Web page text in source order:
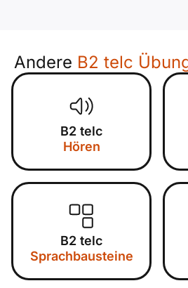
Andere B2 telc
B2 telc
Hören
B2 telc
Sprachbausteine